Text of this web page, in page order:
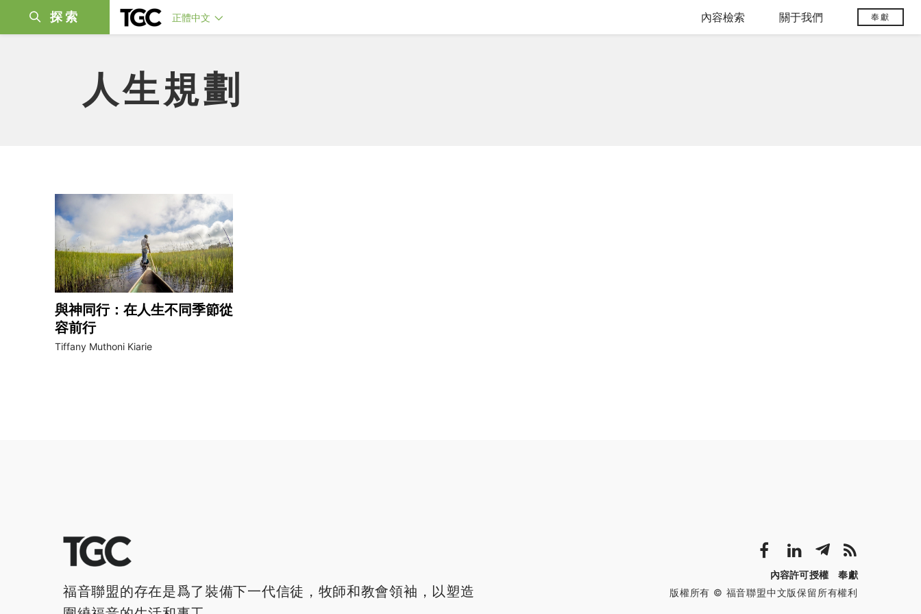
探索 正體中文 內容檢索 關于我們 奉獻
人生規劃
與神同行：在人生不同季節從
容前行
Tiffany Muthoni Kiarie
福音聯盟的存在是爲了裝備下一代信徒，牧師和教會領袖，以塑造
內容許可授權
奉獻
版權所有 © 福音聯盟中文版保留所有權利